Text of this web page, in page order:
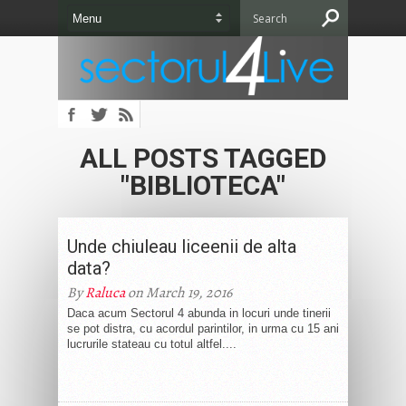
ALL POSTS TAGGED
"BIBLIOTECA"
Unde chiuleau liceenii de alta
data?
ByRalucaon March 19, 2016
Daca acum Sectorul 4 abunda in locuri unde tinerii
se pot distra, cu acordul parintilor, in urma cu 15 ani
lucrurile stateau cu totul altfel....